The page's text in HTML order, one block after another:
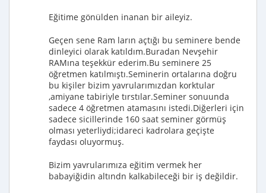
Eğitime gönülden inanan bir aileyiz.
Geçen sene Ram ların açtığı bu seminere bende
dinleyici olarak katıldım.Buradan Nevşehir
RAMına teşekkür ederim.Bu seminere 25
öğretmen katılmıştı.Seminerin ortalarına doğru
bu kişiler bizim yavrularımızdan korktular
,amiyane tabiriyle tırstılar.Seminer sonuunda
sadece 4 öğretmen atamasını istedi.Diğerleri için
sadece sicillerinde 160 saat seminer görmüş
olması yeterliydi;idareci kadrolara geçişte
faydası oluyormuş.
Bizim yavrularımıza eğitim vermek her
babayiğidin altındn kalkabileceği bir iş değildir.